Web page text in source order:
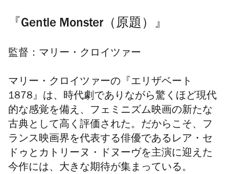
『Gentle Monster（原題）』
監督：マリー・クロイツァー
マリー・クロイツァーの『エリザベート
1878』は、時代劇でありながら驚くほど現代
的な感覚を備え、フェミニズム映画の新たな
古典として高く評価された。だからこそ、フ
ランス映画界を代表する俳優であるレア・セ
ドゥとカトリーヌ・ドヌーヴを主演に迎えた
今作には、大きな期待が集まっている。